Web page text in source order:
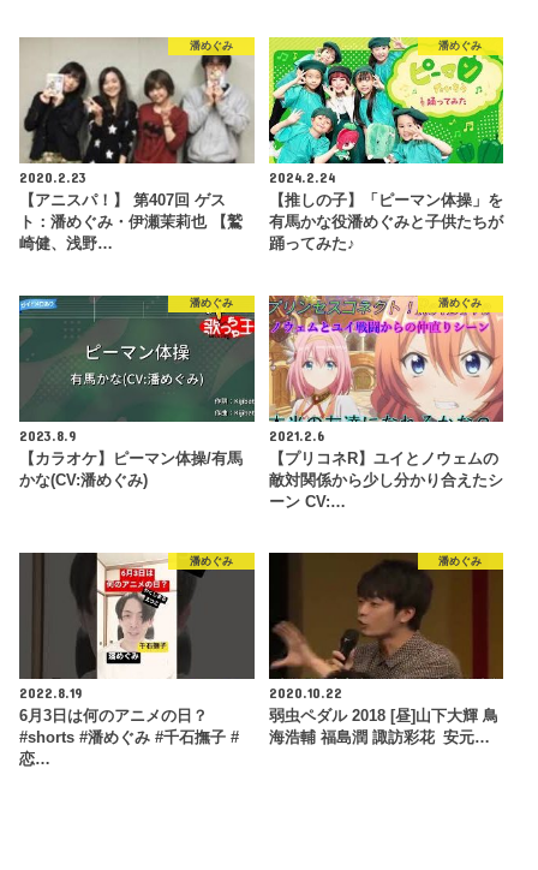
潘めぐみ
2020.2.23
【アニスパ！】 第407回 ゲス
ト：潘めぐみ・伊瀬茉莉也 【鷲
崎健、浅野…
潘めぐみ
2024.2.24
【推しの子】「ピーマン体操」を
有馬かな役潘めぐみと子供たちが
踊ってみた♪
潘めぐみ
2023.8.9
【カラオケ】ピーマン体操/有馬
かな(CV:潘めぐみ)
潘めぐみ
2021.2.6
【プリコネR】ユイとノウェムの
敵対関係から少し分かり合えたシ
ーン CV:…
潘めぐみ
2022.8.19
6月3日は何のアニメの日？
#shorts #潘めぐみ #千石撫子 #
恋…
潘めぐみ
2020.10.22
弱虫ペダル 2018 [昼]山下大輝 鳥
海浩輔 福島潤 諏訪彩花 安元…